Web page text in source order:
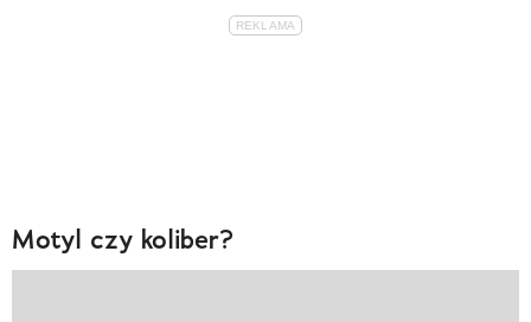
Motyl czy koliber?